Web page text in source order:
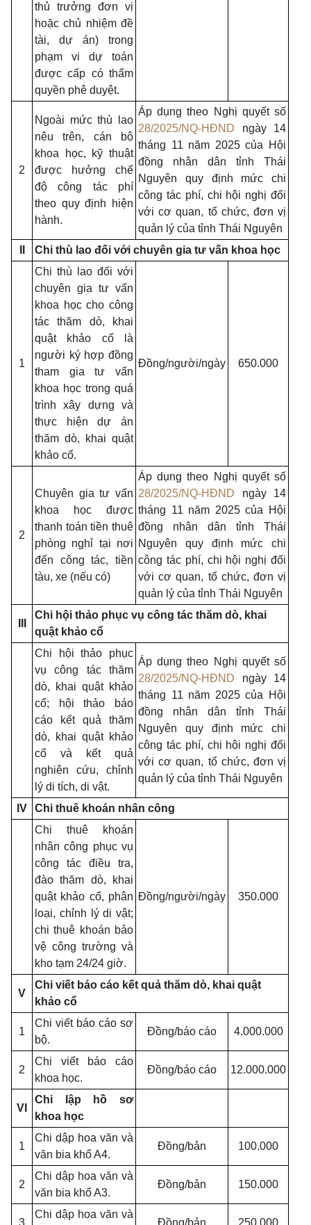
thủ trưởng đơn vị
hoặc chủ nhiệm đề
tài, dự án) trong
phạm vi dự toán
được cấp có thẩm
quyền phê duyệt.
2
Ngoài mức thù lao
nêu trên, cán bộ
khoa học, kỹ thuật
được hưởng chế
độ công tác phí
theo quy định hiện
hành.
Áp dụng theo Nghị quyết số
28/2025/NQ-HĐND ngày 14
tháng 11 năm 2025 của Hội
đồng nhân dân tỉnh Thái
Nguyên quy định mức chi
công tác phí, chi hội nghị đối
với cơ quan, tổ chức, đơn vị
quản lý của tỉnh Thái Nguyên
Chi thù lao đối với chuyên gia tư vấn khoa học
1
Chi thù lao đối với
chuyên gia tư vấn
khoa học cho công
tác thăm dò, khai
quật khảo cổ là
người ký hợp đồng
tham gia tư vấn
khoa học trong quá
trình xây dựng và
thực hiện dự án
thăm dò, khai quật
khảo cổ.
Đồng/người/ngày 650.000
2
Chuyên gia tư vấn
khoa học được
thanh toán tiền thuê
phòng nghỉ tại nơi
đến công tác, tiền
tàu, xe (nếu có)
Áp dụng theo Nghị quyết số
28/2025/NQ-HĐND ngày 14
tháng 11 năm 2025 của Hội
đồng nhân dân tỉnh Thái
Nguyên quy định mức chi
công tác phí, chi hội nghị đối
với cơ quan, tổ chức, đơn vị
quản lý của tỉnh Thái Nguyên
Chi hội thảo phục vụ công tác thăm dò, khai
quật khảo cổ
Chi hội thảo phục
vụ công tác thăm
dò, khai quật khảo
cổ; hội thảo báo
cáo kết quả thăm
dò, khai quật khảo
cổ và kết quả
nghiên cứu, chỉnh
lý di tích, di vật.
Áp dụng theo Nghị quyết số
28/2025/NQ-HĐND ngày 14
tháng 11 năm 2025 của Hội
đồng nhân dân tỉnh Thái
Nguyên quy định mức chi
công tác phí, chi hội nghị đối
với cơ quan, tổ chức, đơn vị
quản lý của tỉnh Thái Nguyên
IV
Chi thuê khoán nhân công
Chi thuê khoán
nhân công phục vụ
công tác điều tra,
đào thăm dò, khai
quật khảo cổ, phân
loại, chỉnh lý di vật;
chi thuê khoán bảo
vệ công trường và
kho tạm 24/24 giờ.
Đồng/người/ngày 350.000
V
Chi viết báo cáo kết quả thăm dò, khai quật
khảo cổ
1
Chi viết báo cáo sơ
bộ.
Đồng/báo cáo 4.000.000
2
Chi viết báo cáo
khoa học.
Đồng/báo cáo 12.000.000
VI
Chi lập hồ sơ
khoa học
1
Chi dập hoa văn và
văn bia khổ A4.
Đồng/bản 100.000
2
Chi dập hoa văn và
văn bia khổ A3.
Đồng/bản 150.000
3
Chi dập hoa văn và
Đồng/bản 250.000